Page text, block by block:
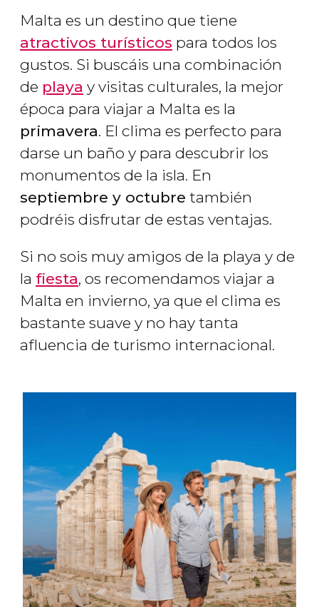
Malta es un destino que tiene
atractivos turísticos para todos los
gustos. Si buscáis una combinación
de playa y visitas culturales, la mejor
época para viajar a Malta es la
primavera. El clima es perfecto para
darse un baño y para descubrir los
monumentos de la isla. En
septiembre y octubre también
podréis disfrutar de estas ventajas.
Si no sois muy amigos de la playa y de
la fiesta, os recomendamos viajar a
Malta en invierno, ya que el clima es
bastante suave y no hay tanta
afluencia de turismo internacional.